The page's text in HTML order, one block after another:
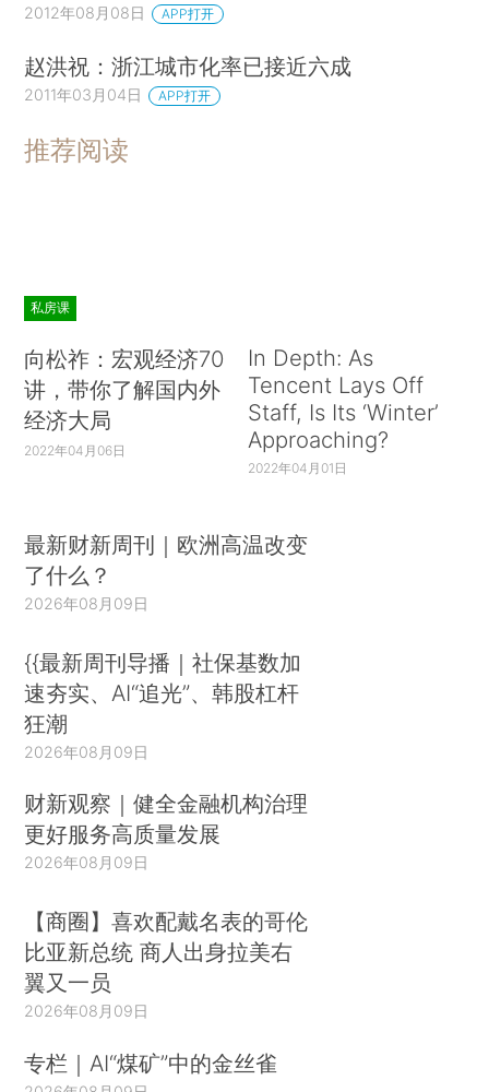
2012年08月08日 APP打开
赵洪祝：浙江城市化率已接近六成
2011年03月04日 APP打开
推荐阅读
私房课
向松祚：宏观经济70
讲，带你了解国内外
经济大局
2022年04月06日
In Depth: As
Tencent Lays Off
Staff, Is Its ‘Winter’
Approaching?
2022年04月01日
最新财新周刊｜欧洲高温改变
了什么？
2026年08月09日
{{最新周刊导播｜社保基数加
速夯实、AI“追光”、韩股杠杆
狂潮
2026年08月09日
财新观察｜健全金融机构治理
更好服务高质量发展
2026年08月09日
【商圈】喜欢配戴名表的哥伦
比亚新总统 商人出身拉美右
翼又一员
2026年08月09日
专栏｜AI“煤矿”中的金丝雀